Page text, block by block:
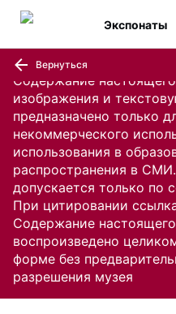
Содержание
изображения и
предназначено только
некоммерческого
использования в
распространения в
допускается только по
При цитировании
Содержание
воспроизведено
форме без
разрешения музея
Экспонаты
Вернуться